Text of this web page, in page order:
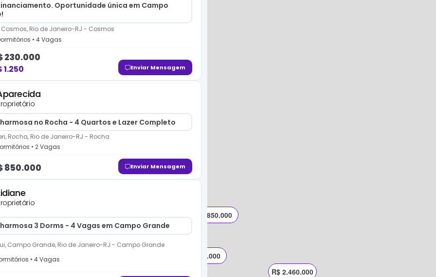
Oportunidade única em Campo
Cosmos, Rio de Janeiro-RJ - Cosmos
s • 4Vagas
230.000
1.250 Enviar Mensagem
no Rocha - 4 Quartos e Lazer Completo
Rocha, Rio de Janeiro-RJ - Rocha
s • 2Vagas
850.000 Enviar Mensagem
3 Dorms - 4 Vagas em Campo Grande
Campo Grande, Rio de Janeiro-RJ - Campo Grande
s • 4Vagas
R$ 470.000
R$ 200.000
R$ 850.000
R$ 565.000
R$ 2.460.000